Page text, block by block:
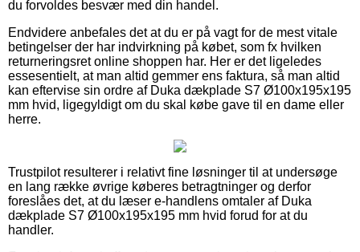
du forvoldes besvær med din handel.
Endvidere anbefales det at du er på vagt for de mest vitale
betingelser der har indvirkning på købet, som fx hvilken
returneringsret online shoppen har. Her er det ligeledes
essesentielt, at man altid gemmer ens faktura, så man altid
kan eftervise sin ordre af Duka dækplade S7 Ø100x195x195
mm hvid, ligegyldigt om du skal købe gave til en dame eller
herre.
Trustpilot resulterer i relativt fine løsninger til at undersøge
en lang række øvrige køberes betragtninger og derfor
foreslåes det, at du læser e-handlens omtaler af Duka
dækplade S7 Ø100x195x195 mm hvid forud for at du
handler.